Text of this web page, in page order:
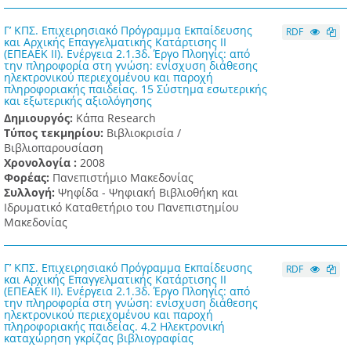
Γ’ ΚΠΣ. Επιχειρησιακό Πρόγραμμα Εκπαίδευσης
και Αρχικής Επαγγελματικής Κατάρτισης ΙΙ
(ΕΠΕΑΕΚ ΙΙ). Ενέργεια 2.1.3δ. Έργο Πλοηγίς: από
την πληροφορία στη γνώση: ενίσχυση διάθεσης
ηλεκτρονικού περιεχομένου και παροχή
πληροφοριακής παιδείας. 15 Σύστημα εσωτερικής
και εξωτερικής αξιολόγησης
Δημιουργός: Κάπα Research
Τύπος τεκμηρίου: Βιβλιοκρισία /
Βιβλιοπαρουσίαση
Χρονολογία : 2008
Φορέας: Πανεπιστήμιο Μακεδονίας
Συλλογή: Ψηφίδα - Ψηφιακή Βιβλιοθήκη και
Ιδρυματικό Καταθετήριο του Πανεπιστημίου
Μακεδονίας
RDF
Γ’ ΚΠΣ. Επιχειρησιακό Πρόγραμμα Εκπαίδευσης
και Αρχικής Επαγγελματικής Κατάρτισης ΙΙ
(ΕΠΕΑΕΚ ΙΙ). Ενέργεια 2.1.3δ. Έργο Πλοηγίς: από
την πληροφορία στη γνώση: ενίσχυση διάθεσης
ηλεκτρονικού περιεχομένου και παροχή
πληροφοριακής παιδείας. 4.2 Ηλεκτρονική
καταχώρηση γκρίζας βιβλιογραφίας
RDF